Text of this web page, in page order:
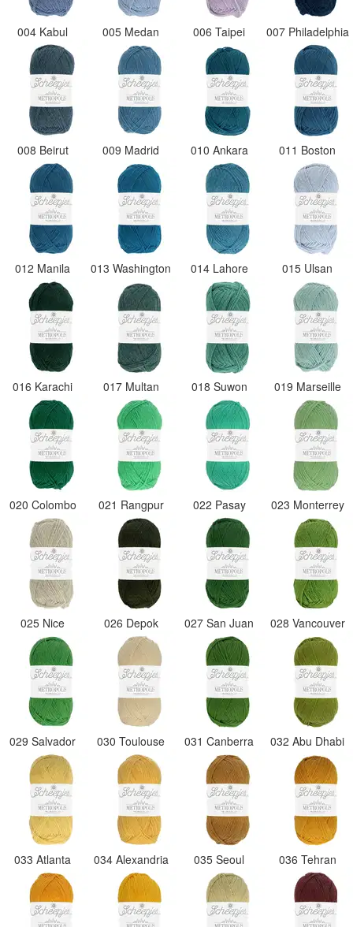
004 Kabul 005 Medan 006 Taipei 007 Philadelphia
008 Beirut 009 Madrid 010 Ankara 011 Boston
012 Manila 013 Washington 014 Lahore 015 Ulsan
016 Karachi 017 Multan 018 Suwon 019 Marseille
020 Colombo 021 Rangpur 022 Pasay 023 Monterrey
025 Nice 026 Depok 027 San Juan 028 Vancouver
029 Salvador 030 Toulouse 031 Canberra 032 Abu Dhabi
033 Atlanta 034 Alexandria 035 Seoul 036 Tehran